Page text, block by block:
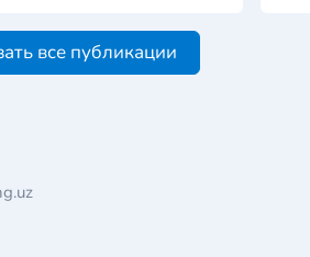
все публикации